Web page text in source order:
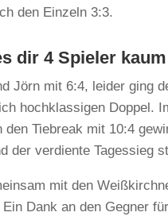
den Einzeln 3:3.
dir 4 Spieler
Jörn mit 6:4, leider ging
hochklassigen Doppel.
Tiebreak mit 10:4
der verdiente Tagessieg
mit den
Dank an den Gegner